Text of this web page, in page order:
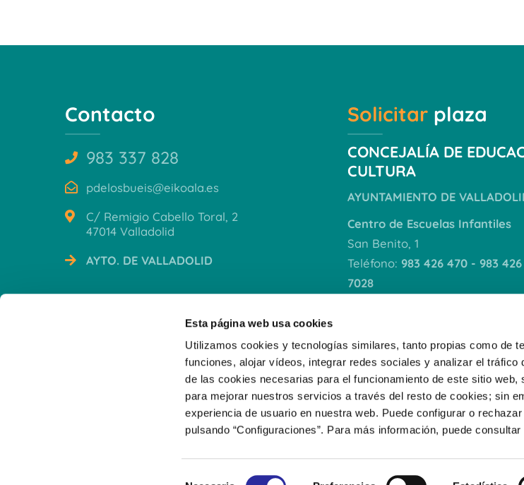
Esta página web usa cookies
Utilizamos cookies y tecnologías similares, tanto propias como de
funciones, alojar vídeos, integrar redes sociales y analizar el tráfico
de las cookies necesarias para el funcionamiento de este sitio
para mejorar nuestros servicios a través del resto de cookies; sin
experiencia de usuario en nuestra web. Puede configurar o
pulsando “Configuraciones”. Para más información, puede consultar
Contacto
983 337 828
pdelosbueis@eikoala.es
C/ Remigio Cabello Toral, 2
47014 Valladolid
AYTO. DE VALLADOLID
Solicitarplaza
CONCEJALÍA DE
CULTURA
AYUNTAMIENTO DE
Centro de Escuelas Infantiles
San Benito, 1
Teléfono: 983 426 470 - 983
7028